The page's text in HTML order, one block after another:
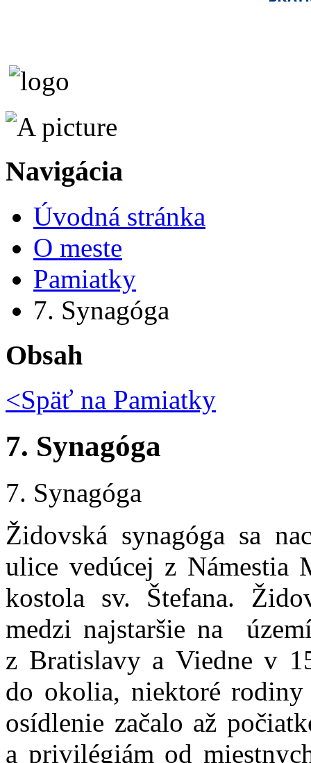
Navigácia
Úvodná stránka
O meste
Pamiatky
7. Synagóga
Obsah
<Späť na Pamiatky
7. Synagóga
7. Synagóga
Židovská synagóga sa
ulice vedúcej z Námestia
kostola sv. Štefana.
medzi najstaršie na
z Bratislavy a Viedne v
do okolia, niektoré
osídlenie začalo až
a privilégiám od